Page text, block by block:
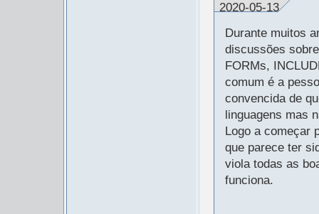
2020-05-13
Durante muitos
discussões
FORMs,
comum é a
convencida de
linguagens mas
Logo a começar
que parece ter
viola todas as
funciona.